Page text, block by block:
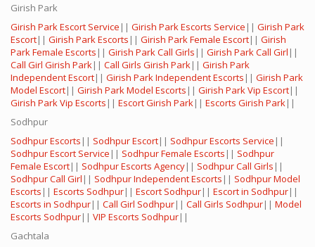
Girish Park
Girish Park Escort Service || Girish Park Escorts Service || Girish Park
Escort|| Girish Park Escorts || Girish Park Female Escort|| Girish
Park Female Escorts || Girish Park Call Girls || Girish Park Call Girl ||
Call Girl Girish Park|| Call Girls Girish Park|| Girish Park
Independent Escort|| Girish Park Independent Escorts || Girish Park
Model Escort|| Girish Park Model Escorts || Girish Park Vip Escort||
Girish Park Vip Escorts || Escort Girish Park|| Escorts Girish Park||
Sodhpur
Sodhpur Escorts || Sodhpur Escort|| Sodhpur Escorts Service ||
Sodhpur Escort Service || Sodhpur Female Escorts || Sodhpur
Female Escort|| Sodhpur Escorts Agency|| Sodhpur Call Girls ||
Sodhpur Call Girl || Sodhpur Independent Escorts || Sodhpur Model
Escorts || Escorts Sodhpur|| Escort Sodhpur|| Escort in Sodhpur||
Escorts in Sodhpur|| Call Girl Sodhpur|| Call Girls Sodhpur|| Model
Escorts Sodhpur|| VIP Escorts Sodhpur||
Gachtala